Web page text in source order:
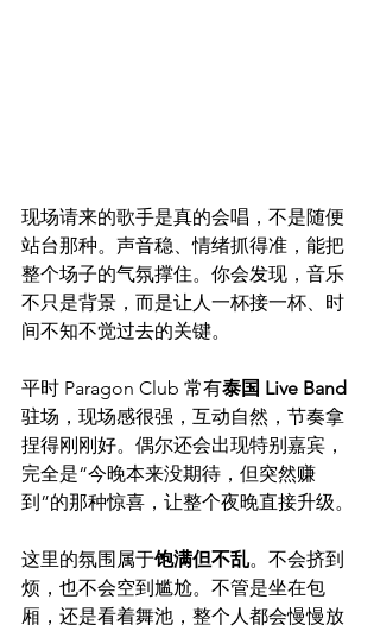
现场请来的歌手是真的会唱，不是随便
站台那种。声音稳、情绪抓得准，能把
整个场子的气氛撑住。你会发现，音乐
不只是背景，而是让人一杯接一杯、时
间不知不觉过去的关键。
平时 Paragon Club 常有泰国 Live Band
驻场，现场感很强，互动自然，节奏拿
捏得刚刚好。偶尔还会出现特别嘉宾，
完全是“今晚本来没期待，但突然赚
到”的那种惊喜，让整个夜晚直接升级。
这里的氛围属于饱满但不乱。不会挤到
烦，也不会空到尴尬。不管是坐在包
厢，还是看着舞池，整个人都会慢慢放